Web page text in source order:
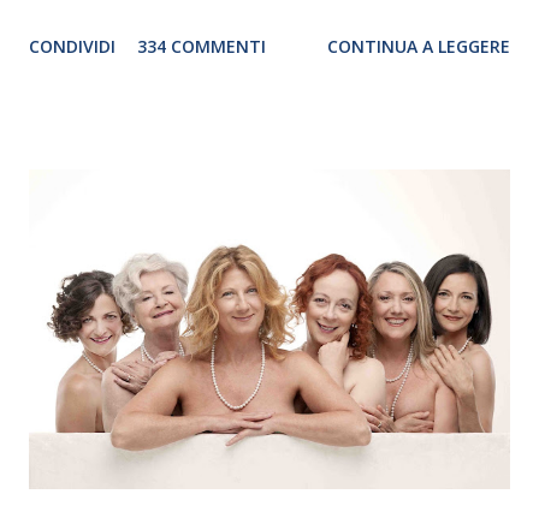
debutterà il 10 settembre a Heiden, in Germania, e toccherà, in
“Settembre dell’Accademia” dove si esibirà per il secondo anno
consecutivo. Il pubblico milanese avrà il piacere di applaudire i
giovani artisti della Baltic Sea Youth Philharmonic per la quarta
volta. L’orchestra, fondata nel 2008 da Kristjan Järvi (affiancato
da un prestigioso consiglio di consulent...
CONDIVIDI 334 COMMENTI CONTINUA A LEGGERE